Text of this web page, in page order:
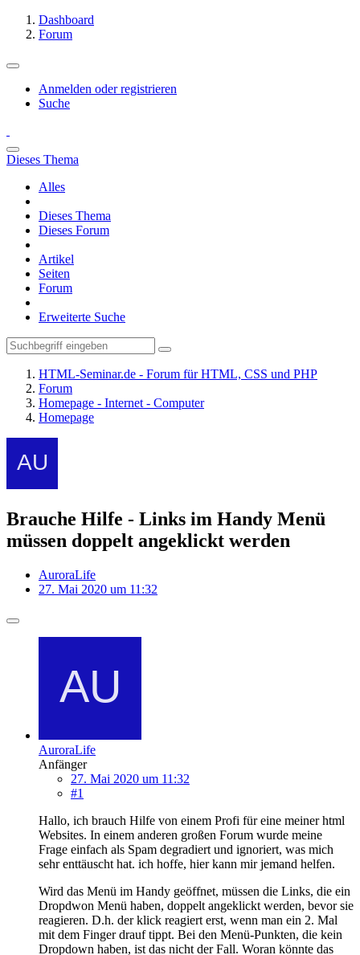
Dashboard
Forum
Anmelden oder registrieren
Suche
Dieses Thema
Alles
Dieses Thema
Dieses Forum
Artikel
Seiten
Forum
Erweiterte Suche
HTML-Seminar.de - Forum für HTML, CSS und PHP
Forum
Homepage - Internet - Computer
Homepage
Brauche Hilfe - Links im Handy Menü
müssen doppelt angeklickt werden
AuroraLife
27. Mai 2020 um 11:32
AuroraLife
Anfänger
27. Mai 2020 um 11:32
#1
Hallo, ich brauch Hilfe von einem Profi für eine meiner html
Websites. In einem anderen großen Forum wurde meine
Frage einfach als Spam degradiert und ignoriert, was mich
sehr enttäuscht hat. ich hoffe, hier kann mir jemand helfen.
Wird das Menü im Handy geöffnet, müssen die Links, die ein
Dropdwon Menü haben, doppelt angeklickt werden, bevor sie
reagieren. D.h. der klick reagiert erst, wenn man ein 2. Mal
mit dem Finger drauf tippt. Bei den Menü-Punkten, die kein
Dropdown haben, ist das nicht der Fall. Woran könnte das